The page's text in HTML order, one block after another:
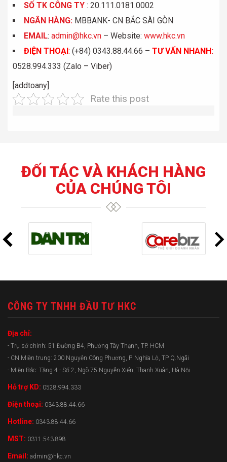
SỐ TK CÔNG TY : 20.111.0181.0002
NGÂN HÀNG: MBBANK- CN BẮC SÀI GÒN
EMAIL: admin@hkc.vn – Website: www.hkc.vn
ĐIỆN THOẠI: (+84) 0343.88.44.66 – TƯ VẤN NHANH:
0528.994.333 (Zalo – Viber)
[addtoany]
Rate this post
ĐỐI TÁC VÀ KHÁCH HÀNG
CỦA CHÚNG TÔI
CÔNG TY TNHH ĐẦU TƯ HKC
Địa chỉ:
- Trụ sở chính: 51 Đường B4, Phường Tây Thạnh, TP. HCM
- CN Miền trung: 200 Nguyễn Công Phương, P. Nghĩa Lộ, TP Q.Ngãi
- Miền Bắc: Tầng 4 - Số 2, Ngõ 75 Nguyễn Xiển, Thanh Xuân, Hà Nội
Hỗ trợ KD: 0528.994.333
Điện thoại: 0343.88.44.66
Hotline: 0343.88.44.66
MST: 0311.543.898
Email: admin@hkc.vn